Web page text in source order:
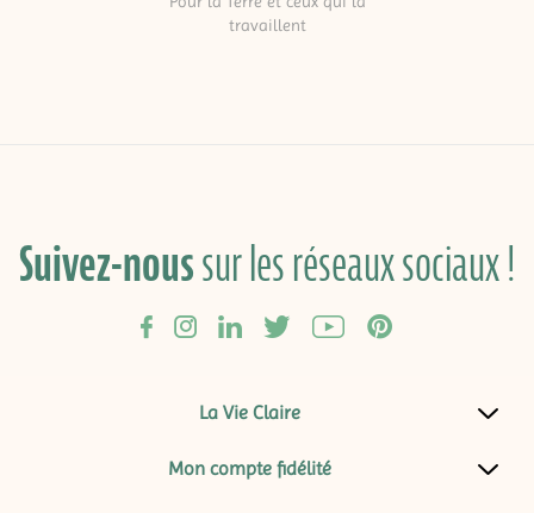
travaillent
Suivez-noussur les réseaux sociaux !
La Vie Claire
Mon compte fidélité